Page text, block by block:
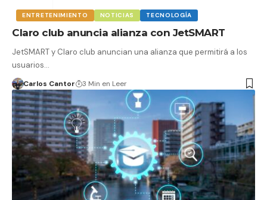
ENTRETENIMIENTO NOTICIAS TECNOLOGÍA
Claro club anuncia alianza con JetSMART
JetSMART y Claro club anuncian una alianza que permitirá a los
usuarios…
Carlos Cantor 3 Min en Leer